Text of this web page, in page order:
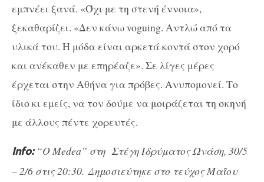
εμπνέει ξανά. «Όχι με τη στενή έννοια»,
ξεκαθαρίζει. «Δεν κάνω voguing. Αντλώ από τα
υλικά του. Η μόδα είναι αρκετά κοντά στον χορό
και ανέκαθεν με επηρέαζε». Σε λίγες μέρες
έρχεται στην Αθήνα για πρόβες. Ανυπομονεί. Το
ίδιο κι εμείς, να τον δούμε να μοιράζεται τη σκηνή
με άλλους πέντε χορευτές.
Info:“O Medea” στη Στέγη Ιδρύματος Ωνάση, 30/5
– 2/6 στις 20:30. Δημοσιεύτηκε στο τεύχος Μαΐου